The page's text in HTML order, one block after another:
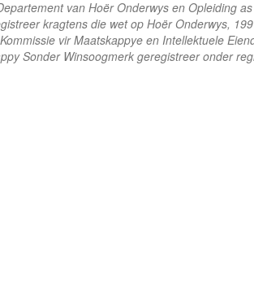
van Hoër Onderwys en Opleiding
kragtens die wet op Hoër Onderwys,
vir Maatskappye en Intellektuele
Sonder Winsoogmerk geregistreer onder